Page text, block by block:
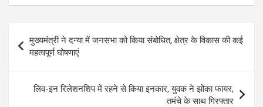
at
s
A
p
p
ce
b
o
o
k
e
gr
a
m
ail ar
e
navigation
मुख्यमंत्री ने दन्या में जनसभा को किया संबोधित, क्षेत्र के विकास की कई
महत्वपूर्ण घोषणाएं
लिव-इन रिलेशनशिप में रहने से किया इनकार, युवक ने झोंका फायर,
तमंचे के साथ गिरफ्तार